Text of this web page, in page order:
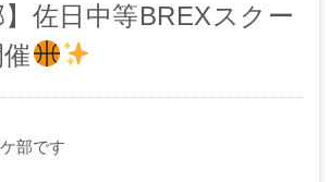
】佐日中等BREXスクー
部です